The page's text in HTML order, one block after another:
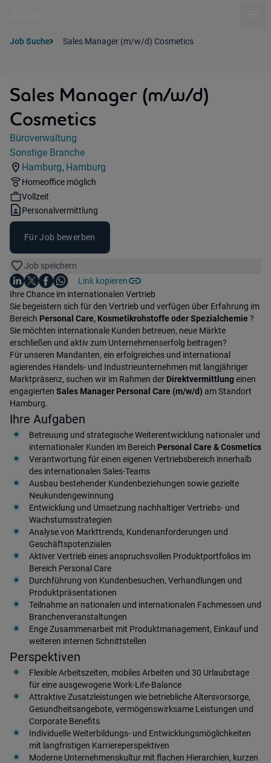
Job Suche Sales Manager (m/w/d) Cosmetics
Sales Manager (m/w/d)
Cosmetics
Jobdetails
Kategorie:
Büroverwaltung
Industry:
Sonstige Branche
Standorte:
Hamburg,
Region:
Hamburg
Remote Option:
Homeoffice möglich
Workhours:
Vollzeit
Vertragsart:
Personalvermittlung
Für Job bewerben
Job speichern
Teile diesen Job
Auf LinkedIn teilen
Auf X teilen
Auf Facebook teilen
Auf WhatsApp teilen
Link kopieren
Einleitung
Ihre Chance im internationalen Vertrieb
Sie begeistern sich für den Vertrieb und verfügen über Erfahrung im
Bereich Personal Care, Kosmetikrohstoffe oder Spezialchemie ?
Sie möchten internationale Kunden betreuen, neue Märkte
erschließen und aktiv zum Unternehmenserfolg beitragen?
Für unseren Mandanten, ein erfolgreiches und international
agierendes Handels- und Industrieunternehmen mit langjähriger
Marktpräsenz, suchen wir im Rahmen der Direktvermittlungeinen
engagierten Sales Manager Personal Care (m/w/d) am Standort
Hamburg.
Ihre Aufgaben
Betreuung und strategische Weiterentwicklung nationaler und
internationaler Kunden im Bereich Personal Care & Cosmetics
Verantwortung für einen eigenen Vertriebsbereich innerhalb
des internationalen Sales-Teams
Ausbau bestehender Kundenbeziehungen sowie gezielte
Neukundengewinnung
Entwicklung und Umsetzung nachhaltiger Vertriebs- und
Wachstumsstrategien
Analyse von Markttrends, Kundenanforderungen und
Geschäftspotenzialen
Aktiver Vertrieb eines anspruchsvollen Produktportfolios im
Bereich Personal Care
Durchführung von Kundenbesuchen, Verhandlungen und
Produktpräsentationen
Teilnahme an nationalen und internationalen Fachmessen und
Branchenveranstaltungen
Enge Zusammenarbeit mit Produktmanagement, Einkauf und
weiteren internen Schnittstellen
Perspektiven
Flexible Arbeitszeiten, mobiles Arbeiten und 30 Urlaubstage
für eine ausgewogene Work-Life-Balance
Attraktive Zusatzleistungen wie betriebliche Altersvorsorge,
Gesundheitsangebote, vermögenswirksame Leistungen und
Corporate Benefits
Individuelle Weiterbildungs- und Entwicklungsmöglichkeiten
mit langfristigen Karriereperspektiven
Moderne Unternehmenskultur mit flachen Hierarchien, kurzen